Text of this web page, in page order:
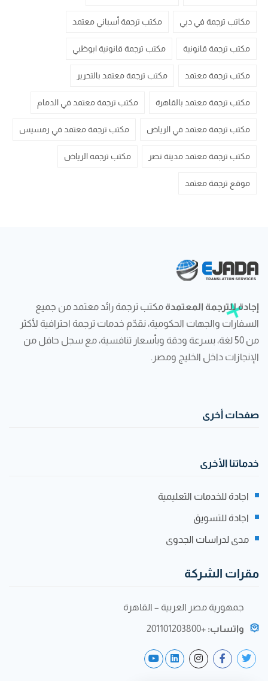
مكاتب ترجمة في دبي مكتب ترجمة أسباني معتمد
مكتب ترجمة قانونية مكتب ترجمة قانونية ابوظبي
مكتب ترجمة معتمد مكتب ترجمة معتمد بالتحرير
مكتب ترجمة معتمد بالقاهرة مكتب ترجمة معتمد في الدمام
مكتب ترجمة معتمد في الرياض مكتب ترجمة معتمد في رمسيس
مكتب ترجمة معتمد مدينة نصر مكتب ترجمه الرياض
موقع ترجمة معتمد
إجادة للترجمة المعتمدة مكتب ترجمة رائد معتمد من جميع
السفارات والجهات الحكومية، نقدّم خدمات ترجمة احترافية لأكثر
من 50 لغة، بسرعة ودقة وبأسعار تنافسية، مع سجل حافل من
الإنجازات داخل الخليج ومصر.
صفحات أخرى
خدماتنا الأخرى
اجادة للخدمات التعليمية
اجادة للتسويق
مدى لدراسات الجدوى
مقرات الشركة
جمهورية مصر العربية – القاهرة
واتساب: +201101203800